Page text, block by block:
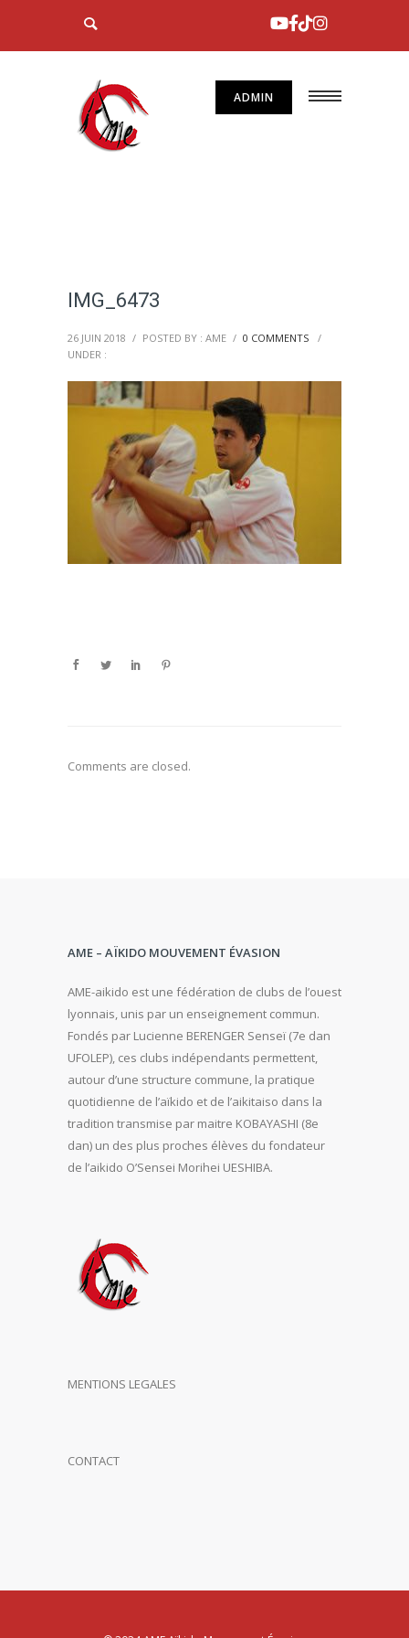
ADMIN
IMG_6473
26 JUIN 2018 / POSTED BY : AME / 0 COMMENTS
/
UNDER :
Comments are closed.
AME – AÏKIDO MOUVEMENT ÉVASION
AME-aikido est une fédération de clubs de l’ouest
lyonnais, unis par un enseignement commun.
Fondés par Lucienne BERENGER Senseï (7e dan
UFOLEP), ces clubs indépendants permettent,
autour d’une structure commune, la pratique
quotidienne de l’aïkido et de l’aikitaiso dans la
tradition transmise par maitre KOBAYASHI (8e
dan) un des plus proches élèves du fondateur
de l’aikido O’Sensei Morihei UESHIBA.
MENTIONS LEGALES
CONTACT